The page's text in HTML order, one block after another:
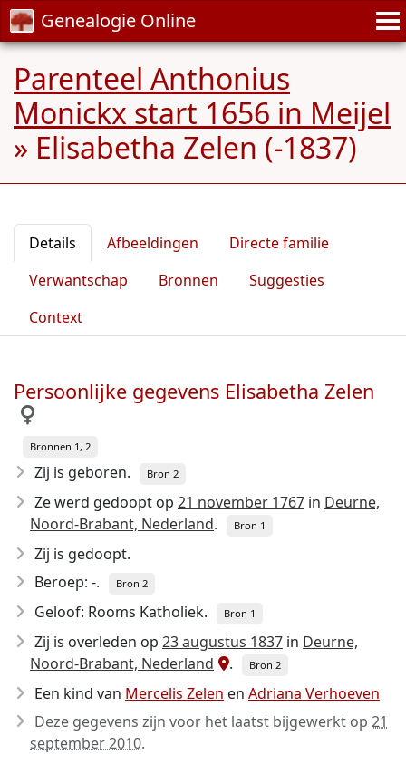
Genealogie Online
Parenteel Anthonius
Monickx start 1656 in Meijel
» Elisabetha Zelen (-1837)
Details Afbeeldingen
Directe familie
Verwantschap
Bronnen
Suggesties
Context
Persoonlijke gegevens Elisabetha Zelen
Bronnen 1, 2
Zij is geboren. Bron 2
Ze werd gedoopt op 21 november 1767 in Deurne,
Noord-Brabant, Nederland. Bron 1
Zij is gedoopt.
Beroep: -.
Bron 2
Geloof: Rooms Katholiek. Bron 1
Zij is overleden op 23 augustus 1837 in Deurne,
Noord-Brabant, Nederland
. Bron 2
Een kind van Mercelis Zelen en Adriana Verhoeven
Deze gegevens zijn voor het laatst bijgewerkt op 21
september 2010.